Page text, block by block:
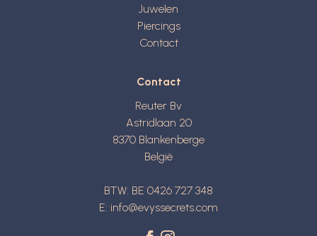
Juwelen
Piercings
Contact
Contact
Reuter Bv
Astridlaan 20
8370 Blankenberge
België
BTW: BE 0426 727 348
E: info@evyssecrets.com